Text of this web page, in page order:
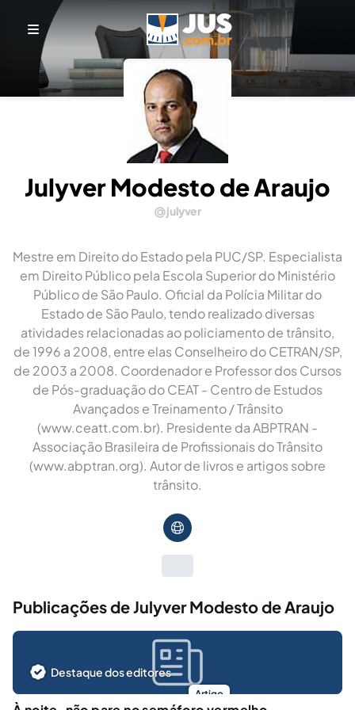
Julyver Modesto de Araujo
julyver
Mestre em Direito do Estado pela PUC/SP. Especialista
em Direito Público pela Escola Superior do Ministério
Público de São Paulo. Oficial da Polícia Militar do
Estado de São Paulo, tendo realizado diversas
atividades relacionadas ao policiamento de trânsito,
de 1996 a 2008, entre elas Conselheiro do CETRAN/SP,
de 2003 a 2008. Coordenador e Professor dos Cursos
de Pós-graduação do CEAT - Centro de Estudos
Avançados e Treinamento / Trânsito
(www.ceatt.com.br). Presidente da ABPTRAN -
Associação Brasileira de Profissionais do Trânsito
(www.abptran.org). Autor de livros e artigos sobre
trânsito.
Publicações de Julyver Modesto de Araujo
Artigo
Destaque dos editores